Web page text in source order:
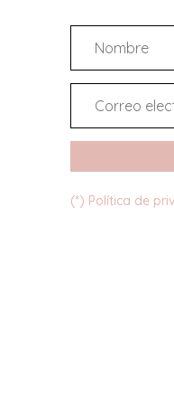
(*) Política de